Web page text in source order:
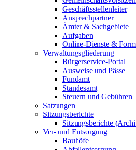
Geschäftsstellenleiter
Ansprechpartner
Ämter & Sachgebiete
Aufgaben
Online-Dienste &
Verwaltungsgliederung
Bürgerservice-Portal
Ausweise und Pässe
Fundamt
Standesamt
Steuern und Gebühren
Satzungen
Sitzungsberichte
Sitzungsberichte
Ver- und Entsorgung
Bauhöfe